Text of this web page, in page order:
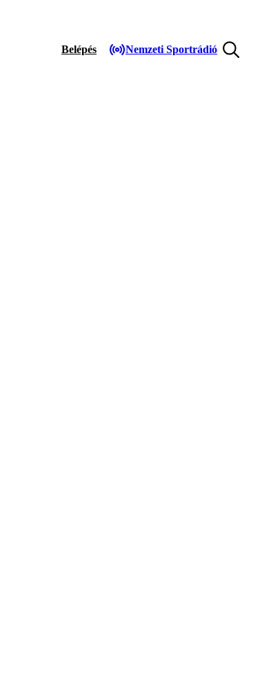
Belépés Nemzeti Sportrádió